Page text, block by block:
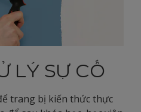
LÝ SỰ CỐ
trang bị kiến thức thực